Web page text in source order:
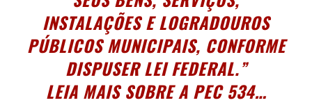
INSTALAÇÕES E LOGRADOUROS
PÚBLICOS MUNICIPAIS, CONFORME
DISPUSER LEI FEDERAL.”
LEIA MAIS SOBRE A PEC 534…